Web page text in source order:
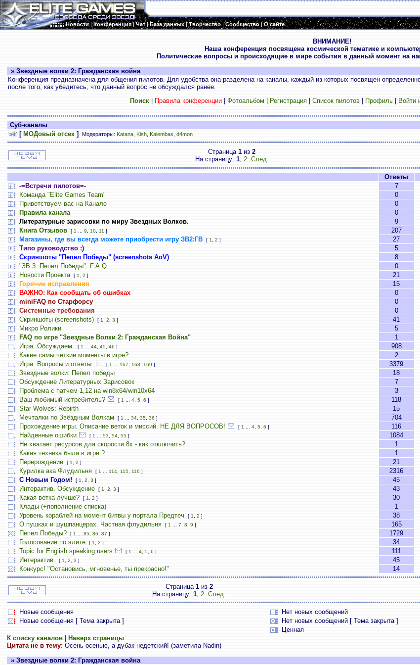
Новости|Конференция|Чат|База данных|Творчество|Сообщество|О сайте
ВНИМАНИЕ!
Наша конференция посвящена космической тематике и
Политические вопросы и происходящие в мире события в данный момент на
» Звездные волки 2: Гражданская война
Конференция предназначена для общения пилотов. Для удобства она разделена на каналы, каждый из которых посвящен
после того, как убедитесь, что данный вопрос не обсуждался ранее.
Поиск| Правила конференции| Фотоальбом Регистрация| Список пилотов| Профиль| Войти
Суб-каналы
[ МОДовый отсек] Модераторы: Katana, Kish, Kalembas d4mon
Страница 1 из 2
На страницу: 1, 2 След.
Ответы
-=Встречи пилотов=-
7
Команда "Elite Games Team" 0
Приветствуем вас на Канале 0
Правила канала 0
Литературные зарисовки по миру Звездных Волков. 9
Книга Отзывов [ 1 9 10, 11 ] 207
Магазины, где вы всегда можете приобрести игру ЗВ2:ГВ [ 1 2 ] 27
Типо руководство :) 5
Скриншоты "Пепел Победы" (screenshots AoV) 8
"ЗВ 3: Пепел Победы". F.A.Q. 0
Новости Проекта [ 1 2 ] 21
Горячие исправления 15
ВАЖНО: Как сообщать об ошибках 0
miniFAQ по Старфорсу 0
Системные требования 0
Скриншоты (screenshots) [ 1 2 3 ] 41
Микро Ролики 5
FAQ по игре "Звездные Волки 2: Гражданская Война" 1
Игра. Обсуждаем. [ 1 44, 45, 46] 908
Какие самы четкие моменты в игре? 2
Игра. Вопросы и ответы. [ 1 167 168 169 ] 3379
Звездные волки: Пепел победы 18
Обсуждение Литературных Зарисовок 7
Проблема с патчем 1,12 на win8x64/win10x64 3
Ваш любимый истребитель? [ 1 4, 5, 6] 118
Star Wolves: Rebirth 15
Мечталки по Звёздным Волкам [ 1 34, 35, 36] 704
Прохождение игры. Описание веток и миссий. НЕ ДЛЯ ВОПРОСОВ! [ 1 4, 5, 6] 116
Найденные ошибки [ 1 53 54, 55] 1084
Не хватает ресурсов для скорости 8х - как отключить? 1
Какая техника была в игре ? 1
Перерождение [ 1 2 ] 21
Курилка ака Флудильня [ 1 114, 115, 116] 2316
С Новым Годом! [ 1 2 3 ] 45
Интерактив. Обсуждение [ 1 2 3 ] 43
Какая ветка лучше? [ 1 2 ] 30
Клады (+пополнение списка) 1
Уровень кораблей на момент битвы у портала Предтеч [ 1 2 ] 38
О пушках и шушпанцерах. Частная флудильня [ 1 7 8 9 ] 165
Пепел Победы? [ 1 85, 86, 87 ] 1729
Голосование по элите [ 1 2 ] 34
Topic for English speaking users [ 1 4, 5, 6] 111
Интерактив. [ 1 2 3 ] 45
Конкурс! "Остановись, мгновенье, ты прекрасно!" 14
Страница 1из 2
На страницу: 1, 2 След.
Новые сообщения Нет новых сообщений
Новые сообщения [ Тема закрыта ]
Нет новых сообщений [ Тема закрыта ]
Ценная
К списку каналов|
Наверх страницы
Цитата не в тему:Осень осенью, а дубак недетский! (заметила Nadin)
» Звездные волки 2: Гражданская война